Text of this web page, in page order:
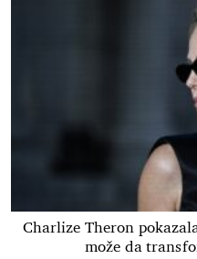
Charlize Theron
može da